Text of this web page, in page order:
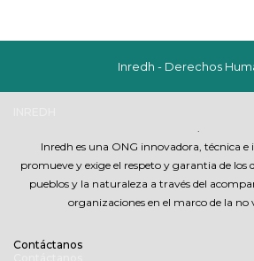
Inredh - Derechos
.
Inredh es una ONG innovadora, técnica
promueve y exige el respeto y garantia de los
pueblos y la naturaleza a través del
organizaciones en el marco de la no
Contáctanos